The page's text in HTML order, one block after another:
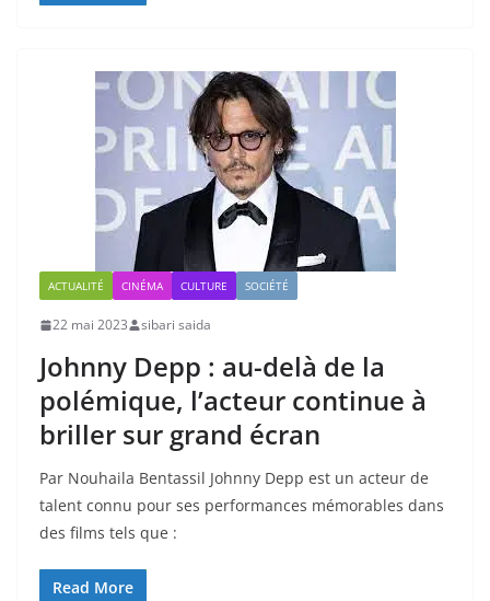
ACTUALITÉ CINÉMA CULTURE SOCIÉTÉ
22 mai 2023 sibari saida
Johnny Depp : au-delà de la
polémique, l’acteur continue à
briller sur grand écran
Par Nouhaila Bentassil Johnny Depp est un acteur de
talent connu pour ses performances mémorables dans
des films tels que :
Read More